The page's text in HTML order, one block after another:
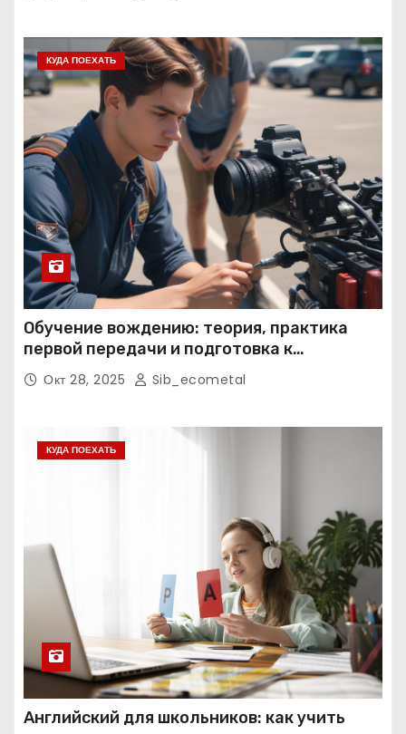
КУДА ПОЕХАТЬ
Обучение вождению: теория, практика
первой передачи и подготовка к
экзаменам
Окт 28, 2025 Sib_ecometal
КУДА ПОЕХАТЬ
Английский для школьников: как учить